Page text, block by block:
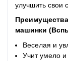
улучшить свои
Преимущества
машинки
Веселая и
Учит умело и